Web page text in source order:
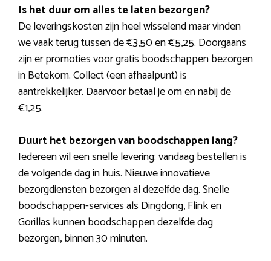
Is het duur om alles te laten bezorgen?
De leveringskosten zijn heel wisselend maar vinden
we vaak terug tussen de €3,50 en €5,25. Doorgaans
zijn er promoties voor gratis boodschappen bezorgen
in Betekom. Collect (een afhaalpunt) is
aantrekkelijker. Daarvoor betaal je om en nabij de
€1,25.
Duurt het bezorgen van boodschappen lang?
Iedereen wil een snelle levering: vandaag bestellen is
de volgende dag in huis. Nieuwe innovatieve
bezorgdiensten bezorgen al dezelfde dag. Snelle
boodschappen-services als Dingdong, Flink en
Gorillas kunnen boodschappen dezelfde dag
bezorgen, binnen 30 minuten.